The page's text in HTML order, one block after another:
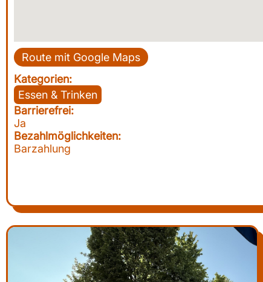
Route mit Google Maps
Kategorien:
Essen & Trinken
Barrierefrei:
Ja
Bezahlmöglichkeiten:
Barzahlung